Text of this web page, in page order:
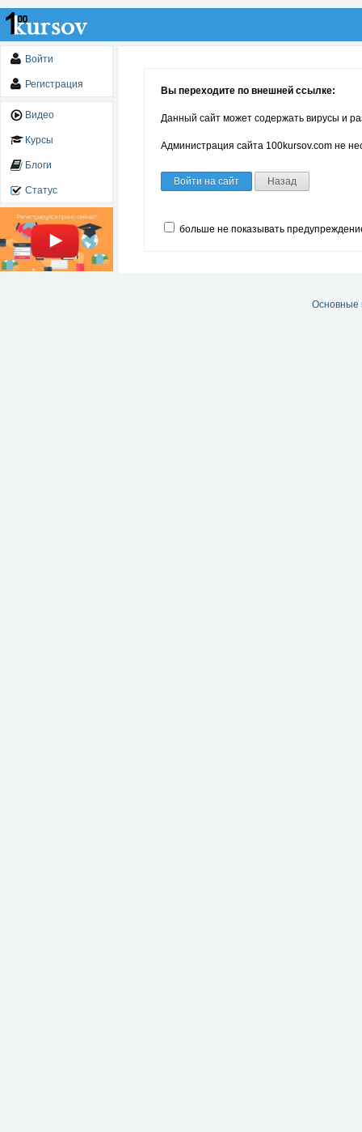
Войти
Регистрация
Видео
Курсы
Блоги
Статус
Вы переходите по внешней ссылке:
Данный сайт может содержать вирусы и
Администрация сайта 100kursov.com не
Войти на сайт Назад
больше не показывать
Основные